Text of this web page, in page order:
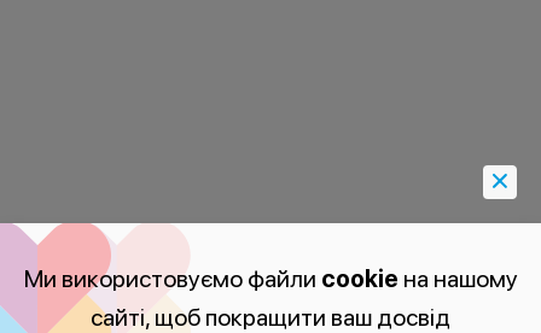
Ми використовуємо файли cookie на нашому
сайті, щоб покращити ваш досвід